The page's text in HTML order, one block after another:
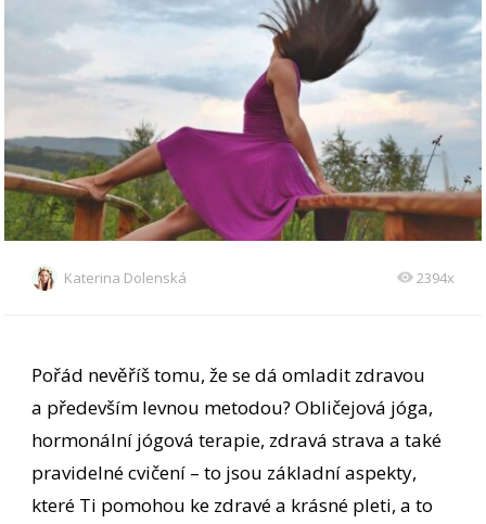
Katerina Dolenská 2394x
Pořád nevěříš tomu, že se dá omladit zdravou
a především levnou metodou? Obličejová jóga,
hormonální jógová terapie, zdravá strava a také
pravidelné cvičení – to jsou základní aspekty,
které Ti pomohou ke zdravé a krásné pleti, a to